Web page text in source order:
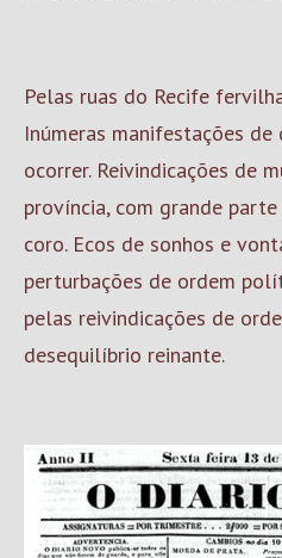
Pelas ruas do Recife
Inúmeras manifestações
ocorrer. Reivindicações de
província, com grande
coro. Ecos de sonhos e
perturbações de ordem
pelas reivindicações de
desequilíbrio reinante.